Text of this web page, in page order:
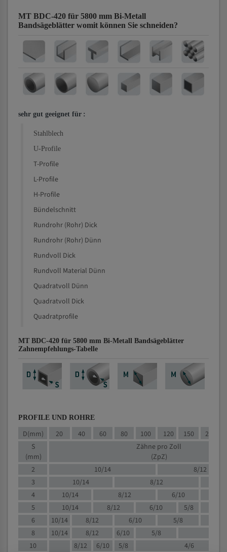
MT BDC-420 für 5800 mm Bi-Metall
Bandsägeblätter womit können Sie schneiden?
sehr gut geeignet für :
Stahlblech
U-Profile
T-Profile
L-Profile
H-Profile
Bündelschnitt
Rundrohr (Rohr) Dick
Rundrohr (Rohr) Dünn
Rundvoll Dick
Rundvoll Material Dünn
Quadratvoll Dünn
Quadratvoll Dick
Quadratprofile
MT BDC-420 für 5800 mm Bi-Metall Bandsägeblätter
Zahnempfehlungs-Tabelle
PROFILE UND ROHRE
D(mm) 20 40 60 80 100 120 150 200
S
(mm)
Zähne pro Zoll
(ZpZ)
2
10/14
8/12
3
10/14 8/12
4
10/14 8/12 6/10
5
10/14 8/12 6/10
5/8
6
10/14 8/12 6/10
5/8
8
10/14 8/12 6/10 5/8
10
8/12 6/10 5/8
4/6